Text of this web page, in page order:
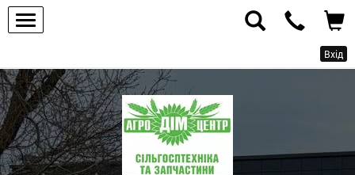
Вхід
ПП
"Агродім-
центр"
-
продаж